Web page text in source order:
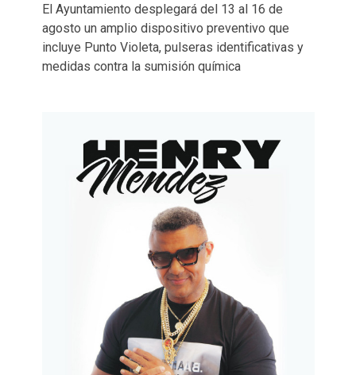
El Ayuntamiento desplegará del 13 al 16 de
agosto un amplio dispositivo preventivo que
incluye Punto Violeta, pulseras identificativas y
medidas contra la sumisión química